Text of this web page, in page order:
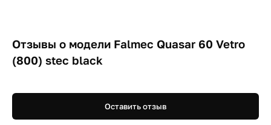
Отзывы о модели Falmec Quasar 60 Vetro
(800) stec black
Оставить отзыв